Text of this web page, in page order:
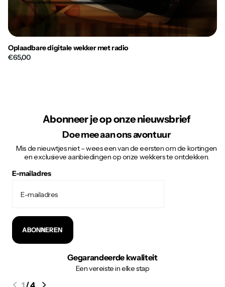
Oplaadbare digitale wekker met radio
€65,00
Abonneer je op onze nieuwsbrief
Doe mee aan ons avontuur
Mis de nieuwtjes niet – wees een van de eersten om de kortingen
en exclusieve aanbiedingen op onze wekkers te ontdekken.
E-mailadres
ABONNEREN
Gegarandeerde kwaliteit
Een vereiste in elke stap